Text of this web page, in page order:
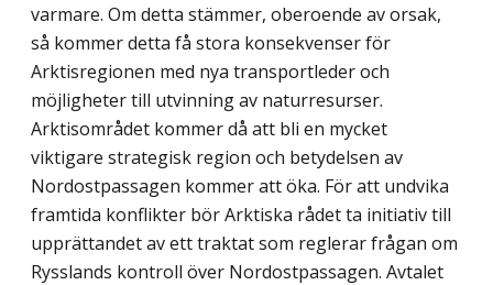
varmare. Om detta stämmer, oberoende av orsak,
så kommer detta få stora konsekvenser för
Arktisregionen med nya transportleder och
möjligheter till utvinning av naturresurser.
Arktisområdet kommer då att bli en mycket
viktigare strategisk region och betydelsen av
Nordostpassagen kommer att öka. För att undvika
framtida konflikter bör Arktiska rådet ta initiativ till
upprättandet av ett traktat som reglerar frågan om
Rysslands kontroll över Nordostpassagen. Avtalet